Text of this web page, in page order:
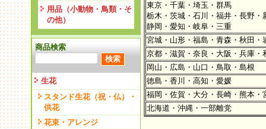
用品（小動物・鳥類・そ
の他）
商品検索
生花
スタンド生花（祝・仏）・
供花
花束・アレンジ
東京・千葉・埼玉・群馬
栃木・茨城・石川・福井・長野・
静岡・愛知・岐阜・三重
宮城・山形・福島・青森・秋田・
京都・滋賀・奈良・大阪・兵庫・
岡山・広島・山口・鳥取・島根
徳島・香川・高知・愛媛
福岡・佐賀・大分・長崎・熊本・
北海道・沖縄・一部離党